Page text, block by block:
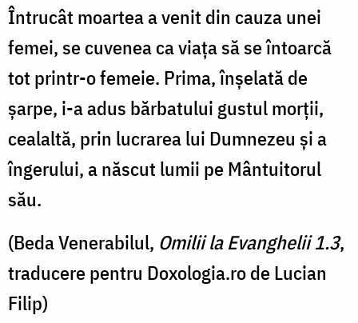
Întrucât moartea a venit din cauza unei
femei, se cuvenea ca viața să se întoarcă
tot printr-o femeie. Prima, înșelată de
șarpe, i-a adus bărbatului gustul morții,
cealaltă, prin lucrarea lui Dumnezeu și a
îngerului, a născut lumii pe Mântuitorul
său.
(Beda Venerabilul, Omilii la Evanghelii 1.3,
traducere pentru Doxologia.ro de Lucian
Filip)